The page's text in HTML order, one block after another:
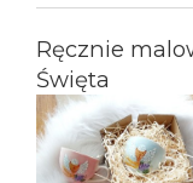
Ręcznie
Święta